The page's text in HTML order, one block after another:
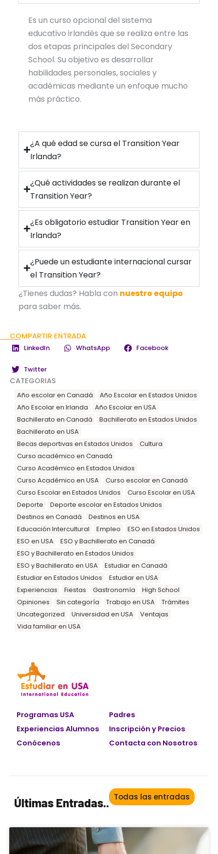
Es un curso opcional del sistema
educativo irlandés que se realiza entre las
dos etapas principales del Secondary
School. Su objetivo es desarrollar
habilidades personales, sociales y
académicas mediante un enfoque mucho
más práctico.
¿A qué edad se cursa el Transition Year
Irlanda?
¿Qué actividades se realizan durante el
Transition Year?
¿Es obligatorio estudiar Transition Year en
Irlanda?
¿Puede un estudiante internacional cursar
el Transition Year?
¿Tienes dudas? Habla con nuestro equipo
para saber más.
COMPARTIR ENTRADA
LinkedIn WhatsApp Facebook
Twitter
CATEGORIAS
Año escolar en Canadá
Año Escolar en Estados Unidos
Año Escolar en Irlanda
Año Escolar en USA
Bachillerato en Canadá
Bachillerato en Estados Unidos
Bachillerato en USA
Becas deportivas en Estados Unidos
Cultura
Curso académico en Canadá
Curso Académico en Estados Unidos
Curso Académico en USA
Curso escolar en Canadá
Curso Escolar en Estados Unidos
Curso Escolar en USA
Deporte
Deporte escolar en Estados Unidos
Destinos en Canadá
Destinos en USA
Educación Intercultural
Empleo
ESO en Estados Unidos
ESO en USA
ESO y Bachillerato en Canadá
ESO y Bachillerato en Estados Unidos
ESO y Bachillerato en USA
Estudiar en Canadá
Estudiar en Estados Unidos
Estudiar en USA
Experiencias
Fiestas Gastronomía
High School
Opiniones
Sin categoría Trabajo en USA
Trámites
Uncategorized
Universidad en USA
Ventajas
Vida familiar en USA
Programas USA
Experiencias Alumnos
Conócenos
Padres
Inscripción y Precios
Contacta con Nosotros
Últimas Entradas.. Todas las entradas